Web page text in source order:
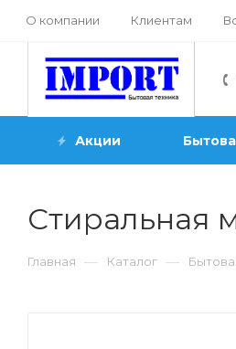
О компании Клиентам
Акции
Стиральная
Главная — Каталог —